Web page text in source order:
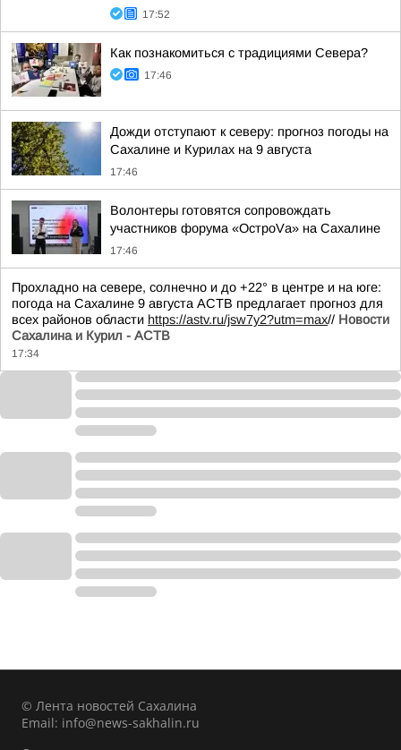
17:52
Как познакомиться с традициями Севера?
17:46
Дожди отступают к северу: прогноз погоды на
Сахалине и Курилах на 9 августа
17:46
Волонтеры готовятся сопровождать
участников форума «ОстроVа» на Сахалине
17:46
Прохладно на севере, солнечно и до +22° в центре и на юге:
погода на Сахалине 9 августа АСТВ предлагает прогноз для
всех районов области https://astv.ru/jsw7y2?utm=max// Новости
Сахалина и Курил - АСТВ
17:34
© Лента новостей Сахалина
Email: info@news-sakhalin.ru